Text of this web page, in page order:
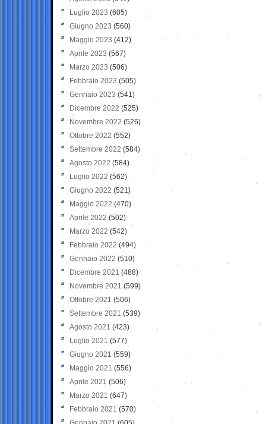
Luglio 2023 (605)
Giugno 2023 (560)
Maggio 2023 (412)
Aprile 2023 (567)
Marzo 2023 (506)
Febbraio 2023 (505)
Gennaio 2023 (541)
Dicembre 2022 (525)
Novembre 2022 (526)
Ottobre 2022 (552)
Settembre 2022 (584)
Agosto 2022 (584)
Luglio 2022 (562)
Giugno 2022 (521)
Maggio 2022 (470)
Aprile 2022 (502)
Marzo 2022 (542)
Febbraio 2022 (494)
Gennaio 2022 (510)
Dicembre 2021 (488)
Novembre 2021 (599)
Ottobre 2021 (506)
Settembre 2021 (539)
Agosto 2021 (423)
Luglio 2021 (577)
Giugno 2021(559)
Maggio 2021 (556)
Aprile 2021 (506)
Marzo 2021 (647)
Febbraio 2021 (570)